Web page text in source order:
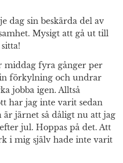
dag sin beskärda del av
Mysigt att gå ut till
middag fyra gånger per
förkylning och undrar
jobba igen. Alltså
har jag inte varit sedan
järnet så dåligt nu att jag
jul. Hoppas på det. Att
i mig själv hade inte varit